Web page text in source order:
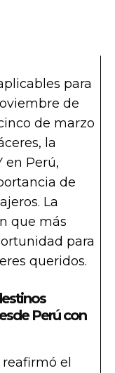
para
de
de marzo
la
en Perú,
de
La
que más
para
queridos.
Perú con
el